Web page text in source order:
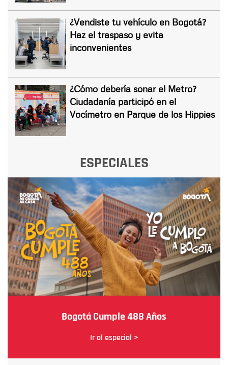
¿Vendiste tu vehículo en Bogotá?
Haz el traspaso y evita
inconvenientes
¿Cómo debería sonar el Metro?
Ciudadanía participó en el
Vocímetro en Parque de los Hippies
ESPECIALES
Bogotá Cumple 488 Años
Ir al especial >